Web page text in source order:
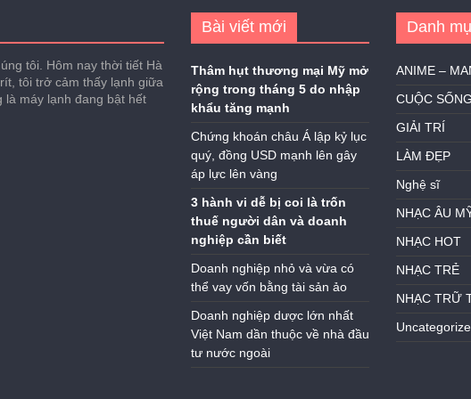
tôi. Hôm nay thời tiết Hà
tôi trở cảm thấy lạnh giữa
là máy lạnh đang bật hết
Bài viết mới
Thâm hụt thương mại Mỹ mở
rộng trong tháng 5 do nhập
khẩu tăng mạnh
Chứng khoán châu Á lập kỷ lục
quý, đồng USD mạnh lên gây
áp lực lên vàng
3 hành vi dễ bị coi là trốn
thuế người dân và doanh
nghiệp cần biết
Doanh nghiệp nhỏ và vừa có
thể vay vốn bằng tài sản ảo
Doanh nghiệp dược lớn nhất
Việt Nam dần thuộc về nhà đầu
tư nước ngoài
Danh
ANIME –
CUỘC SỐNG
GIẢI TRÍ
LÀM ĐẸP
Nghệ sĩ
NHẠC ÂU
NHẠC HOT
NHẠC TRẺ
NHẠC TRỮ